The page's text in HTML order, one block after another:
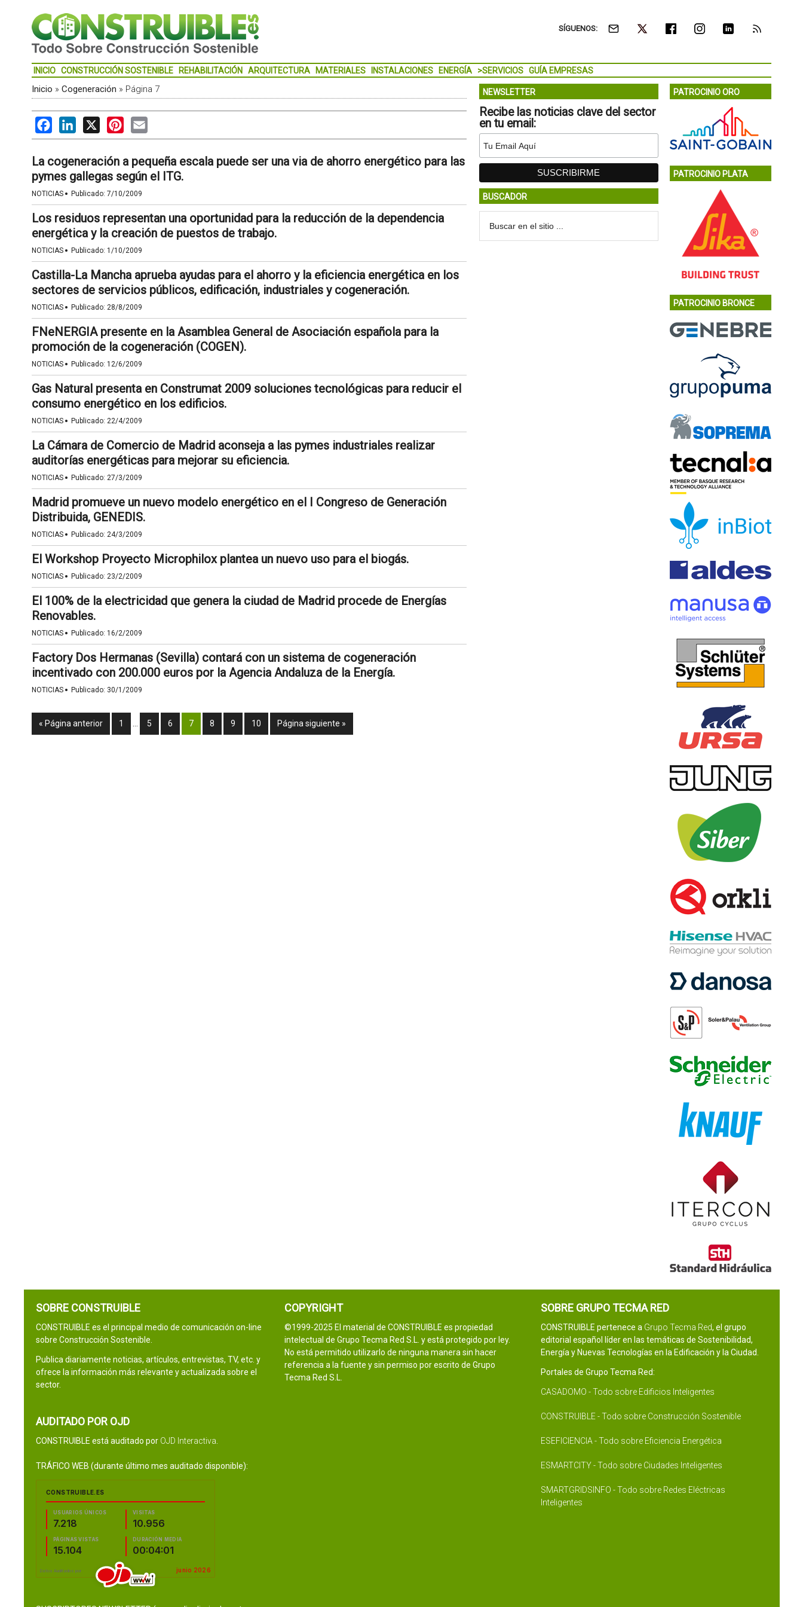
SÍGUENOS:
INICIO CONSTRUCCIÓN SOSTENIBLE REHABILITACIÓN ARQUITECTURA MATERIALES INSTALACIONES ENERGÍA >SERVICIOS GUÍA EMPRESAS
Inicio » Cogeneración » Página 7
FacebookLinkedIn
X PinterestEmail
La cogeneración a pequeña escala puede ser una via de ahorro energético para las
pymes gallegas según el ITG.
NOTICIAS · Publicado: 7/10/2009
Los residuos representan una oportunidad para la reducción de la dependencia
energética y la creación de puestos de trabajo.
NOTICIAS · Publicado: 1/10/2009
Castilla-La Mancha aprueba ayudas para el ahorro y la eficiencia energética en los
sectores de servicios públicos, edificación, industriales y cogeneración.
NOTICIAS · Publicado: 28/8/2009
FNeNERGIA presente en la Asamblea General de Asociación española para la
promoción de la cogeneración (COGEN).
NOTICIAS · Publicado: 12/6/2009
Gas Natural presenta en Construmat 2009 soluciones tecnológicas para reducir el
consumo energético en los edificios.
NOTICIAS · Publicado: 22/4/2009
La Cámara de Comercio de Madrid aconseja a las pymes industriales realizar
auditorías energéticas para mejorar su eficiencia.
NOTICIAS · Publicado: 27/3/2009
Madrid promueve un nuevo modelo energético en el I Congreso de Generación
Distribuida, GENEDIS.
NOTICIAS · Publicado: 24/3/2009
El Workshop Proyecto Microphilox plantea un nuevo uso para el biogás.
NOTICIAS · Publicado: 23/2/2009
El 100% de la electricidad que genera la ciudad de Madrid procede de Energías
Renovables.
NOTICIAS · Publicado: 16/2/2009
Factory Dos Hermanas (Sevilla) contará con un sistema de cogeneración
incentivado con 200.000 euros por la Agencia Andaluza de la Energía.
NOTICIAS · Publicado: 30/1/2009
« Página anterior 1 5 6 7 8 9 10 Página siguiente »
NEWSLETTER
Recibe las noticias clave del sector
en tu email:
BUSCADOR
PATROCINIO ORO
PATROCINIO PLATA
PATROCINIO BRONCE
SOBRE CONSTRUIBLE
CONSTRUIBLE es el principal medio de comunicación on-line
sobre Construcción Sostenible.
Publica diariamente noticias, artículos, entrevistas, TV, etc. y
ofrece la información más relevante y actualizada sobre el
sector.
AUDITADO POR OJD
CONSTRUIBLE está auditado por OJD Interactiva
TRÁFICO WEB (durante último mes auditado disponible):
COPYRIGHT
©1999-2025 El material de CONSTRUIBLE es propiedad
intelectual de Grupo Tecma Red S.L. y está protegido por ley.
No está permitido utilizarlo de ninguna manera sin hacer
referencia a la fuente y sin permiso por escrito de Grupo
Tecma Red S.L.
SOBRE GRUPO TECMA RED
CONSTRUIBLE pertenece a Grupo Tecma Red, el grupo
editorial español líder en las temáticas de Sostenibilidad,
Energía y Nuevas Tecnologías en la Edificación y la Ciudad.
Portales de Grupo Tecma Red:
CASADOMO - Todo sobre Edificios Inteligentes
CONSTRUIBLE - Todo sobre Construcción Sostenible
ESEFICIENCIA - Todo sobre Eficiencia Energética
ESMARTCITY - Todo sobre Ciudades Inteligentes
SMARTGRIDSINFO - Todo sobre Redes Eléctricas
Inteligentes